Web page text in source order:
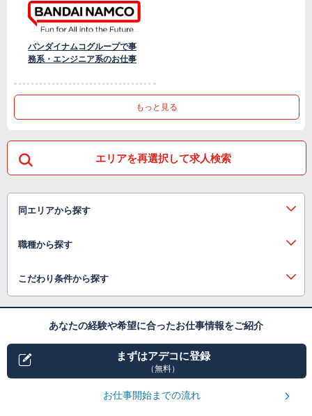
バンダイナムコグループで事
務系・エンジニア系のお仕事
もっと見る
エリアを再選択して求人検索
同エリアから探す
職種から探す
こだわり条件から探す
あなたの経験や希望に合ったお仕事情報をご紹介
まずはアデコに登録
（無料）
お仕事開始までの流れ